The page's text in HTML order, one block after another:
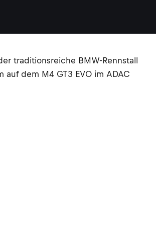
traditionsreiche BMW-Rennstall
dem M4 GT3 EVO im ADAC